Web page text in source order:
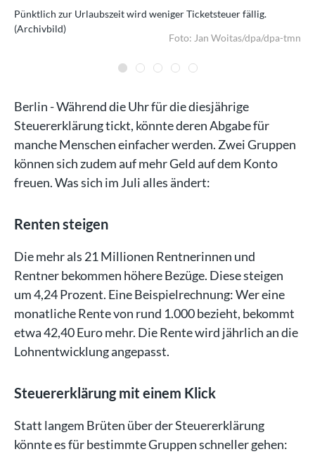
Pünktlich zur Urlaubszeit wird weniger Ticketsteuer fällig.
(Archivbild)
Foto: Jan Woitas/dpa/dpa-tmn
Berlin - Während die Uhr für die diesjährige
Steuererklärung tickt, könnte deren Abgabe für
manche Menschen einfacher werden. Zwei Gruppen
können sich zudem auf mehr Geld auf dem Konto
freuen. Was sich im Juli alles ändert:
Renten steigen
Die mehr als 21 Millionen Rentnerinnen und
Rentner bekommen höhere Bezüge. Diese steigen
um 4,24 Prozent. Eine Beispielrechnung: Wer eine
monatliche Rente von rund 1.000 bezieht, bekommt
etwa 42,40 Euro mehr. Die Rente wird jährlich an die
Lohnentwicklung angepasst.
Steuererklärung mit einem Klick
Statt langem Brüten über der Steuererklärung
könnte es für bestimmte Gruppen schneller gehen: